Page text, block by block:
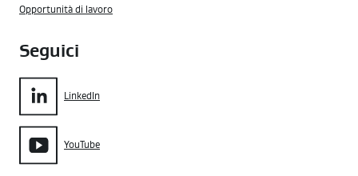
Opportunità di lavoro
Seguici
LinkedIn
YouTube